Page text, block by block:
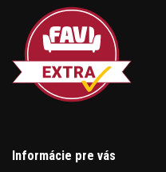
Informácie pre vás